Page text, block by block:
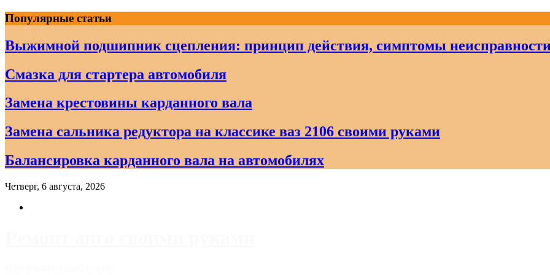
Skip
to
content
Популярные статьи
Выжимной подшипник сцепления: принцип действия, симптомы
Смазка для стартера автомобиля
Замена крестовины карданного вала
Замена сальника редуктора на классике ваз 2106 своими руками
Балансировка карданного вала на автомобилях
Четверг, 6 августа, 2026